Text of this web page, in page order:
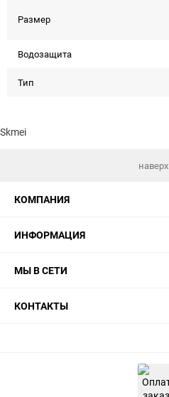
Размер
Водозащита
Тип
Skmei
наверх
КОМПАНИЯ
ИНФОРМАЦИЯ
МЫ В СЕТИ
КОНТАКТЫ